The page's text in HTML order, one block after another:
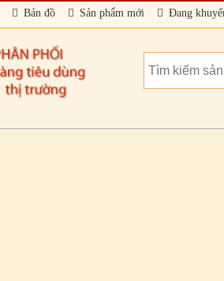
Bản đồ Sản phẩm mới Đang